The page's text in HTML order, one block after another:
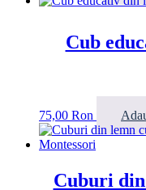
Cub
75,00 Ron
Cuburi